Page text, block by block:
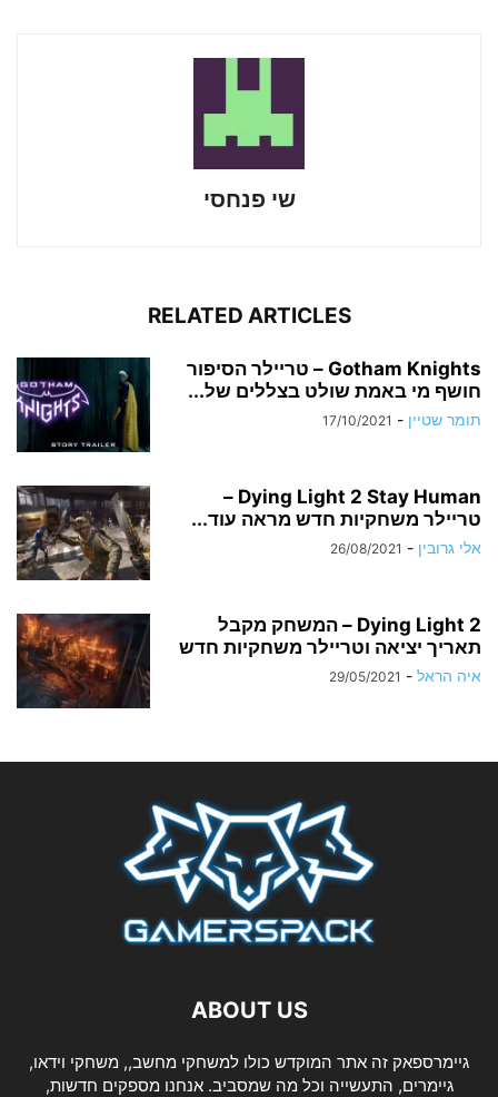
שי פנחסי
RELATED ARTICLES
Gotham Knights – טריילר הסיפור
חושף מי באמת שולט בצללים של...
תומר שטיין -
17/10/2021
Dying Light 2 Stay Human –
טריילר משחקיות חדש מראה עוד...
אלי גרובין -
26/08/2021
Dying Light 2 – המשחק מקבל
תאריך יציאה וטריילר משחקיות חדש
איה הראל -
29/05/2021
ABOUT US
גיימרספאק זה אתר המוקדש כולו למשחקי מחשב,, משחקי וידאו,
גיימרים, התעשייה וכל מה שמסביב. אנחנו מספקים חדשות,